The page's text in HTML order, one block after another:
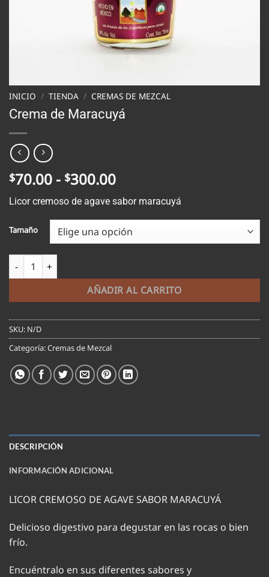
INICIO / TIENDA / CREMAS DE MEZCAL
Crema de Maracuyá
$70.00 - $300.00Rango
de
precios:
desde
$70.00
Licor cremoso de agave sabor maracuyá
Tamaño
Crema de Maracuyá cantidad
AÑADIR AL CARRITO
SKU: N/D
Categoría:Cremas de Mezcal
DESCRIPCIÓN
INFORMACIÓN ADICIONAL
LICOR CREMOSO DE AGAVE SABOR MARACUYÁ
Delicioso digestivo para degustar en las rocas o bien
frío.
Encuéntralo en sus diferentes sabores y